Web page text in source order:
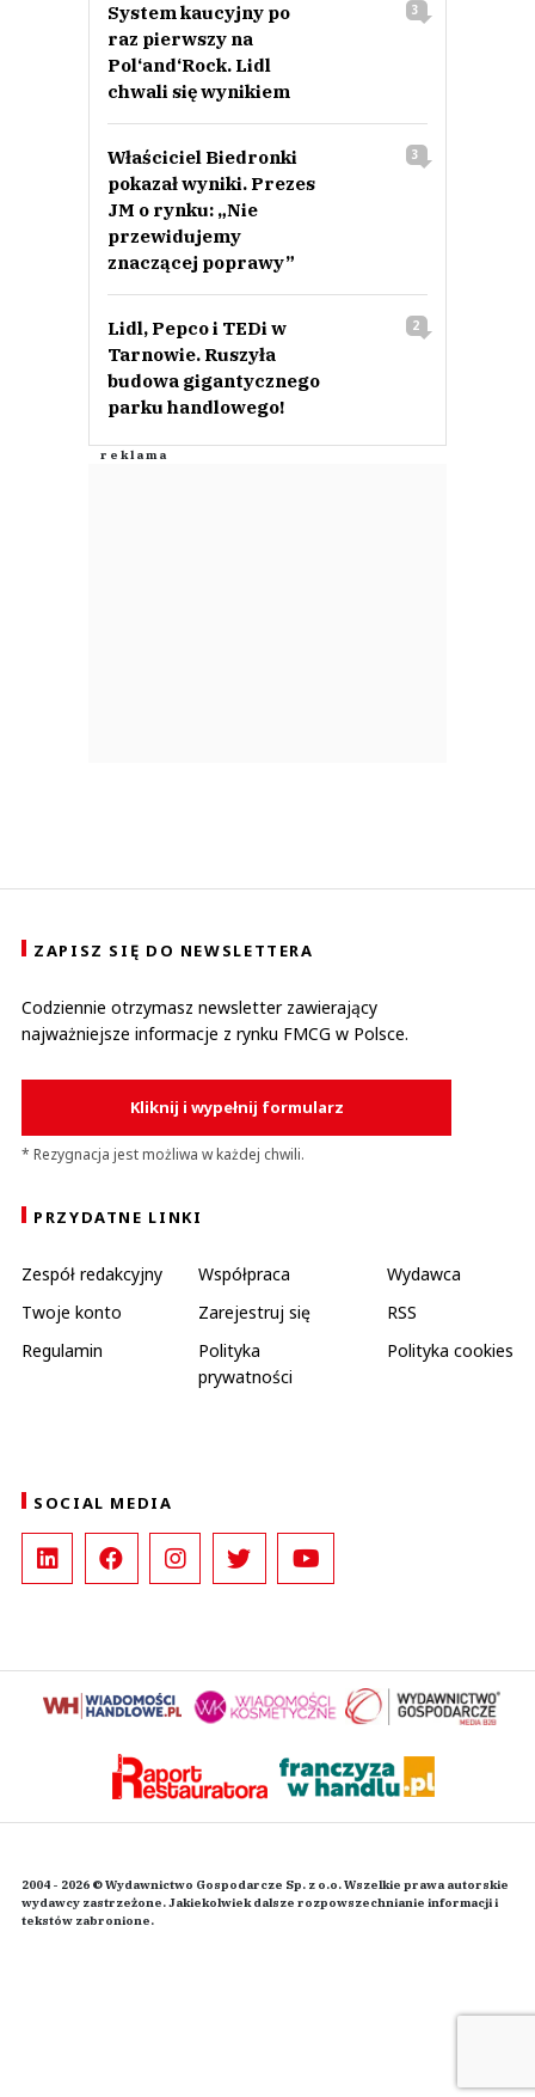
System kaucyjny po
raz pierwszy na
Pol‘and‘Rock. Lidl
chwali się wynikiem
3
Właściciel Biedronki
pokazał wyniki. Prezes
JM o rynku: „Nie
przewidujemy
znaczącej poprawy”
3
Lidl, Pepco i TEDi w
Tarnowie. Ruszyła
budowa gigantycznego
parku handlowego!
2
ZAPISZ SIĘ DO NEWSLETTERA
Codziennie otrzymasz newsletter zawierający
najważniejsze informacje z rynku FMCG w Polsce.
Kliknij i wypełnij formularz
* Rezygnacja jest możliwa w każdej chwili.
PRZYDATNE LINKI
Zespół redakcyjny Współpraca
Wydawca
Twoje konto
Zarejestruj się
RSS
Regulamin
Polityka
prywatności
Polityka cookies
SOCIAL MEDIA
2004 - 2026 © Wydawnictwo Gospodarcze Sp. z o.o. Wszelkie prawa autorskie
wydawcy zastrzeżone. Jakiekolwiek dalsze rozpowszechnianie informacji i
tekstów zabronione.